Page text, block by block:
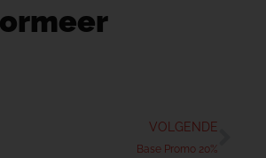
VOLGENDE
Base Promo 20%